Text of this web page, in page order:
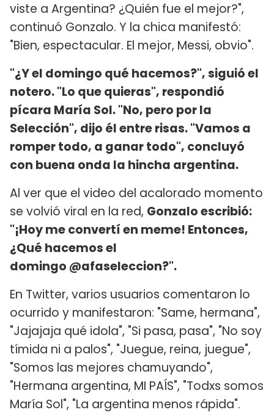
viste a Argentina? ¿Quién fue el mejor?",
continuó Gonzalo. Y la chica manifestó:
"Bien, espectacular. El mejor, Messi, obvio".
"¿Y el domingo qué hacemos?", siguió el
notero. "Lo que quieras", respondió
pícara María Sol. "No, pero por la
Selección", dijo él entre risas. "Vamos a
romper todo, a ganar todo", concluyó
con buena onda la hincha argentina.
Al ver que el video del acalorado momento
se volvió viral en la red, Gonzalo escribió:
"¡Hoy me convertí en meme! Entonces,
¿Qué hacemos el
domingo @afaseleccion?".
En Twitter, varios usuarios comentaron lo
ocurrido y manifestaron: "Same, hermana",
"Jajajaja qué idola", "Si pasa, pasa", "No soy
tímida ni a palos", "Juegue, reina, juegue",
"Somos las mejores chamuyando",
"Hermana argentina, MI PAÍS", "Todxs somos
María Sol", "La argentina menos rápida".